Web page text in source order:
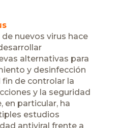
nuevos virus hace
alternativas para
y desinfección
fin de controlar la
y la seguridad
en particular, ha
estudios
antiviral frente a